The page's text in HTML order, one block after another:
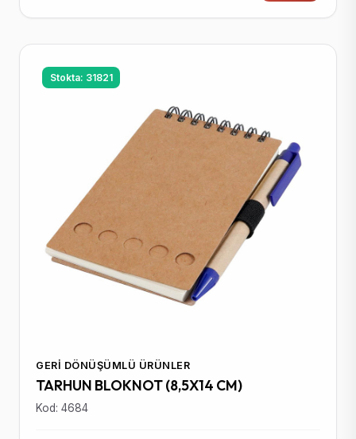
Stokta: 31821
GERI DÖNÜŞÜMLÜ ÜRÜNLER
TARHUN BLOKNOT (8,5X14 CM)
Kod: 4684